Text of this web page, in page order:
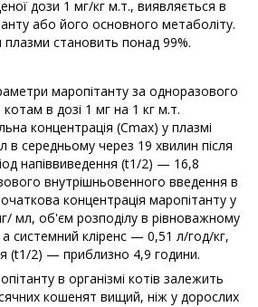
дози 1 мг/кг м.т., виявляється в
або його основного метаболіту.
плазми становить понад 99%.
маропітанту за одноразового
в дозі 1 мг на 1 кг м.т.
концентрація (Cmax) у плазмі
в середньому через 19 хвилин після
напіввиведення (t1/2) — 16,8
внутрішньовенного введення в
концентрація маропітанту у
мл, об'єм розподілу в рівноважному
системний кліренс — 0,51 л/год/кг,
(t1/2) — приблизно 4,9 години.
в організмі котів залежить
кошенят вищий, ніж у дорослих